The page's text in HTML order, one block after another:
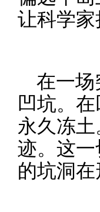
让科学
在一场
凹坑。
永久冻
迹。这
的坑洞